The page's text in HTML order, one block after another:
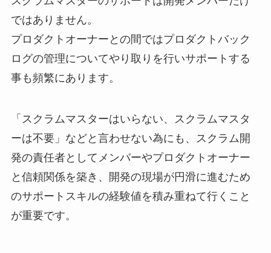
ではありません。
プロダクトオーナーとの間ではプロダクトバック
ログの管理についてやり取りを行いサポートする
事も頻繁にあります。
「スクラムマスターはいらない、スクラムマスタ
ーは不要」などと言わせない為にも、スクラム開
発の責任者としてメンバーやプロダクトオーナー
と信頼関係を築き、開発の現場が円滑に進むため
のサポートスキルの経験値を積み重ねて行くこと
が重要です。